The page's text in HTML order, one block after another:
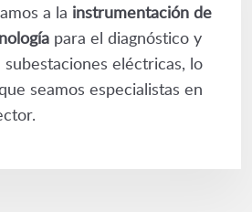
a la instrumentación de
para el diagnóstico y
subestaciones eléctricas, lo
seamos especialistas en